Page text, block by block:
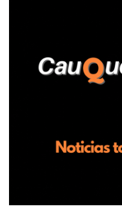
trabajadores, el edil
confrontación, la habría
suelo y agredido con golpes